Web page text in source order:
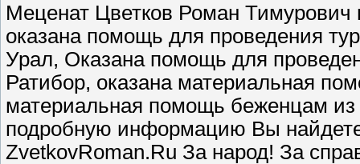
Меценат Цветков Роман
оказана помощь для проведения
Урал, Оказана помощь для
Ратибор, оказана материальная
материальная помощь беженцам из
подробную информацию Вы
ZvetkovRoman.Ru За народ! За